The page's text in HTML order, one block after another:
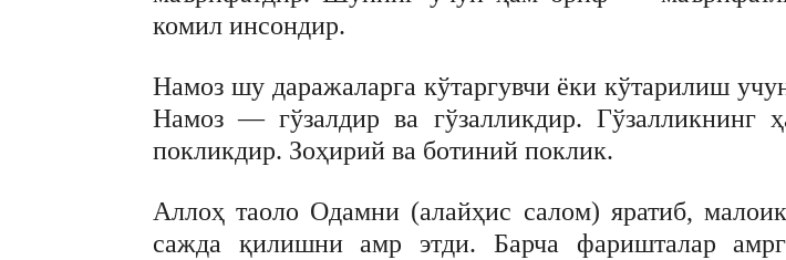
комил инсондир.
Намоз шу даражаларга кўтаргувчи ёки кўтарилиш
Намоз — гўзалдир ва гўзалликдир. Гўзалликнинг
покликдир. Зоҳирий ва ботиний поклик.
Аллоҳ таоло Одамни (алайҳис салом) яратиб,
сажда қилишни амр этди. Барча фаришталар